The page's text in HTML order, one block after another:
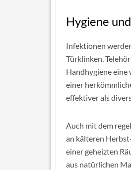
Hygiene
Infektionen
Türklinken,
Handhygiene eine
einer
effektiver als
Auch mit dem
an kälteren
einer geheizten
aus natürlichen